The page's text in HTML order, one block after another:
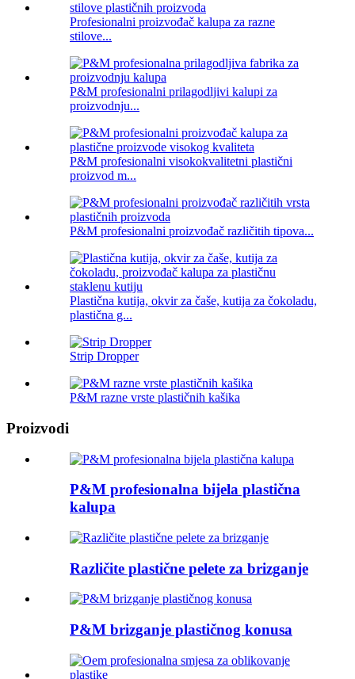
Profesionalni proizvođač kalupa za razne
stilove...
P&M profesionalni prilagodljivi kalupi za
proizvodnju...
P&M profesionalni visokokvalitetni plastični
proizvod m...
P&M profesionalni proizvođač različitih tipova...
Plastična kutija, okvir za čaše, kutija za čokoladu,
plastična g...
Strip Dropper
P&M razne vrste plastičnih kašika
Proizvodi
P&M profesionalna bijela plastična
kalupa
Različite plastične pelete za brizganje
P&M brizganje plastičnog konusa